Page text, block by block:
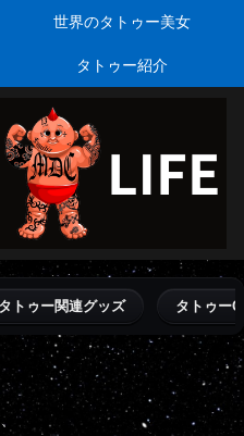
世界のタトゥー美女
タトゥー紹介
タトゥー関連グッズ タトゥー